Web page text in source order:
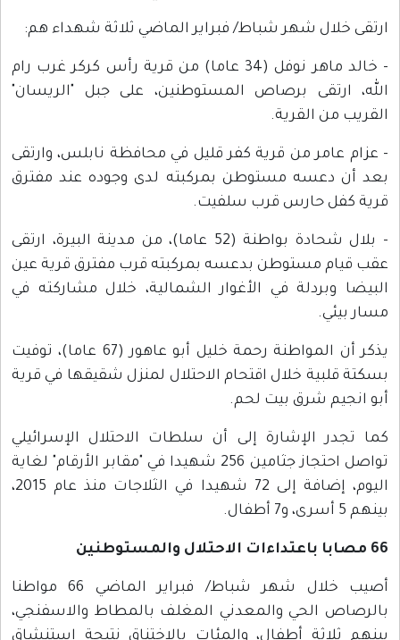
ارتقى خلال شهر شباط/ فبراير الماضي ثلاثة شهداء هم:
- خالد ماهر نوفل (34 عاما) من قرية رأس كركر غرب رام
الله، ارتقى برصاص المستوطنين، على جبل "الريسان"
القريب من القرية.
- عزام عامر من قرية كفر قليل في محافظة نابلس، وارتقى
بعد أن دعسه مستوطن بمركبته لدى وجوده عند مفترق
قرية كفل حارس قرب سلفيت.
- بلال شحادة بواطنة (52 عاما)، من مدينة البيرة، ارتقى
عقب قيام مستوطن بدعسه بمركبته قرب مفترق قرية عين
البيضا وبردلة في الأغوار الشمالية، خلال مشاركته في
مسار بيئي.
يذكر أن المواطنة رحمة خليل أبو عاهور (67 عاما)، توفيت
بسكتة قلبية خلال اقتحام الاحتلال لمنزل شقيقها في قرية
أبو انجيم شرق بيت لحم.
كما تجدر الإشارة إلى أن سلطات الاحتلال الإسرائيلي
تواصل احتجاز جثامين 256 شهيدا في "مقابر الأرقام" لغاية
اليوم، إضافة إلى 72 شهيدا في الثلاجات منذ عام 2015،
بينهم 5 أسرى، و7 أطفال.
66 مصابا باعتداءات الاحتلال والمستوطنين
أصيب خلال شهر شباط/ فبراير الماضي 66 مواطنا
بالرصاص الحي والمعدني المغلف بالمطاط والاسفنجي،
بينهم ثلاثة أطفال، والمئات بالاختناق نتيجة استنشاق